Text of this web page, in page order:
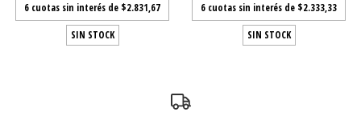
6 cuotas sin interés de $2.831,67
SIN STOCK
6 cuotas sin interés de $2.333,33
SIN STOCK